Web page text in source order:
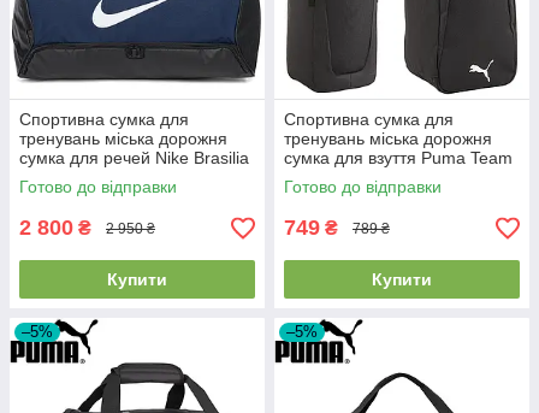
Спортивна сумка для
тренувань міська дорожня
сумка для речей Nike Brasilia
9.5 M Duffel 9.5 60L синя
Готово до відправки
2 800 ₴ 2 950 ₴
Купити
Спортивна сумка для
тренувань міська дорожня
сумка для взуття Puma Team
GOAL Shoe Bag 10L чорна
Готово до відправки
749 ₴ 789 ₴
Купити
–5% –5%